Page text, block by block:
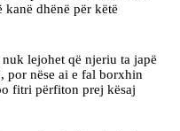
kanë dhënë për këtë
lejohet që njeriu ta japë
por nëse ai e fal borxhin
fitri përfiton prej kësaj